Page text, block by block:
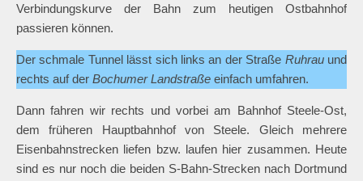
Verbindungskurve der Bahn zum heutigen Ostbahnhof
passieren können.
Der schmale Tunnel lässt sich links an der Straße Ruhrauund
rechts auf der Bochumer Landstraße einfach umfahren.
Dann fahren wir rechts und vorbei am Bahnhof Steele-Ost,
dem früheren Hauptbahnhof von Steele. Gleich mehrere
Eisenbahnstrecken liefen bzw. laufen hier zusammen. Heute
sind es nur noch die beiden S-Bahn-Strecken nach Dortmund